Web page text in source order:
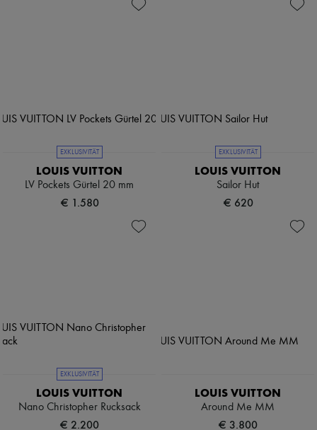
EXKLUSIVITÄT
LOUIS VUITTON
LV Pockets Gürtel 20 mm
€ 1.580
EXKLUSIVITÄT
LOUIS VUITTON
Sailor Hut
€ 620
EXKLUSIVITÄT
LOUIS VUITTON
Nano Christopher Rucksack
€ 2.200
LOUIS VUITTON
Around Me MM
€ 3.800